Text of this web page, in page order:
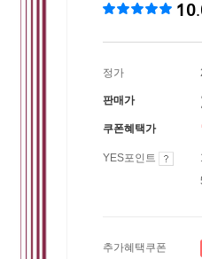
정가
판매가
쿠폰혜택가
YES포인트
추가혜택쿠폰